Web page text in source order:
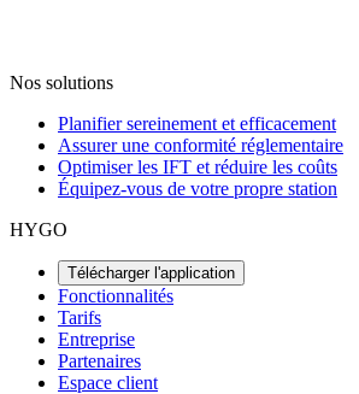
Nos solutions
Planifier sereinement et efficacement
Assurer une conformité réglementaire
Optimiser les IFT et réduire les coûts
Équipez-vous de votre propre station
HYGO
Télécharger l'application
Fonctionnalités
Tarifs
Entreprise
Partenaires
Espace client